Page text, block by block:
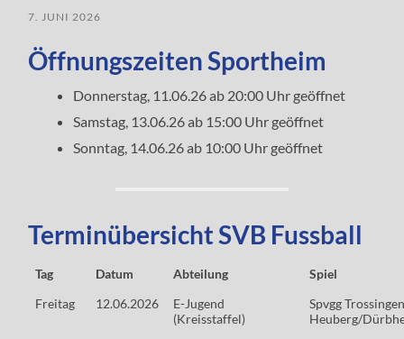
7. JUNI 2026
Öffnungszeiten Sportheim
Donnerstag, 11.06.26 ab 20:00 Uhr geöffnet
Samstag, 13.06.26 ab 15:00 Uhr geöffnet
Sonntag, 14.06.26 ab 10:00 Uhr geöffnet
Terminübersicht SVB Fussball
Tag Datum Abteilung
Spiel
Freitag
12.06.2026
E-Jugend
(Kreisstaffel)
Spvgg
Heuberg/